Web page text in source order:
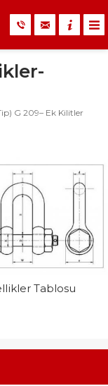
G 209– Ek Kilitler
Tablosu